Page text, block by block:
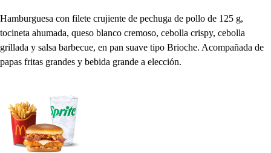
Hamburguesa con filete crujiente de pechuga de pollo de 125 g,
tocineta ahumada, queso blanco cremoso, cebolla crispy, cebolla
grillada y salsa barbecue, en pan suave tipo Brioche. Acompañada de
papas fritas grandes y bebida grande a elección.